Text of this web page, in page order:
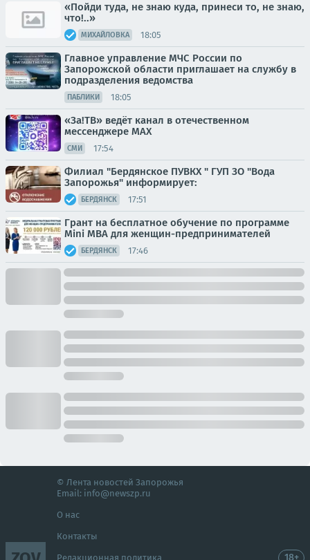
«Пойди туда, не знаю куда, принеси то, не знаю,
что!..»
МИХАЙЛОВКА 18:05
Главное управление МЧС России по
Запорожской области приглашает на службу в
подразделения ведомства
ПАБЛИКИ 18:05
«За!ТВ» ведёт канал в отечественном
мессенджере MAX
СМИ 17:54
Филиал "Бердянское ПУВКХ " ГУП ЗО "Вода
Запорожья" информирует:
БЕРДЯНСК 17:51
Грант на бесплатное обучение по программе
Mini MBA для женщин-предпринимателей
БЕРДЯНСК 17:46
© Лента новостей Запорожья
Email: info@newszp.ru
О нас
Контакты
Редакционная политика 18+